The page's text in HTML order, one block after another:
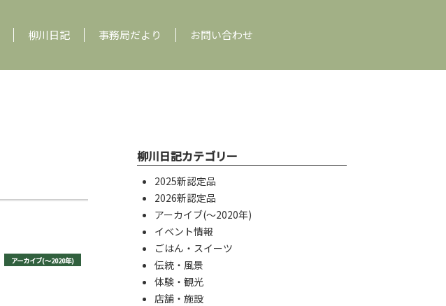
柳川日記 事務局だより お問い合わせ
アーカイブ(〜2020年)
柳川日記カテゴリー
2025新認定品
2026新認定品
アーカイブ(〜2020年)
イベント情報
ごはん・スイーツ
伝統・風景
体験・観光
店舗・施設